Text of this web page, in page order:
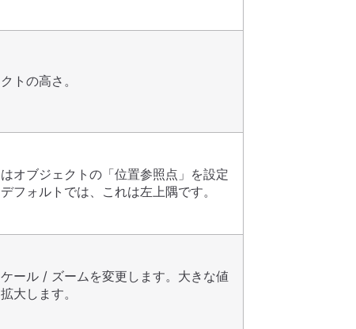
トの高さ。
オブジェクトの「位置参照点」を設定
フォルトでは、これは左上隅です。
ール / ズームを変更します。大きな値
大します。